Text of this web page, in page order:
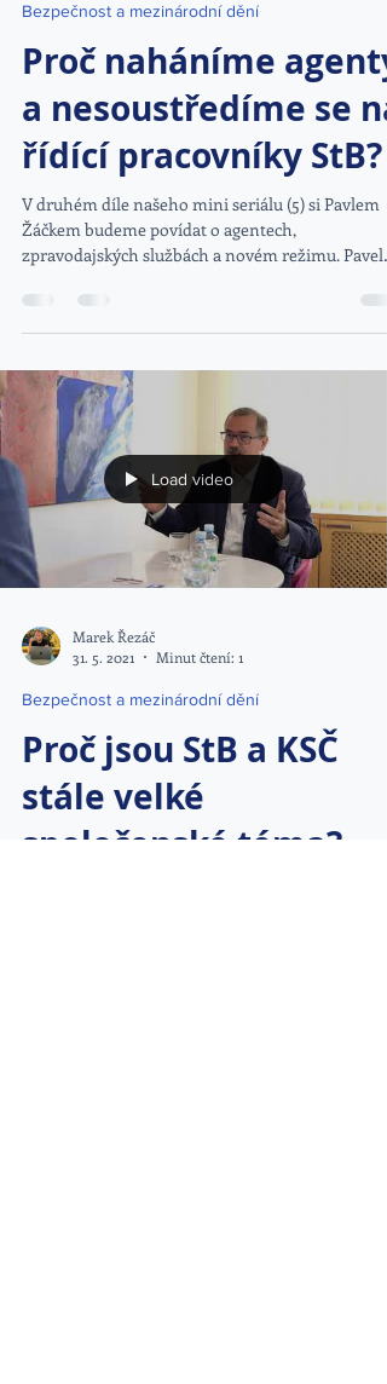
Bezpečnost a mezinárodní dění
Proč naháníme agenty
a nesoustředíme se na
řídící pracovníky StB?
V druhém díle našeho mini seriálu (5) si Pavlem
Žáčkem budeme povídat o agentech,
zpravodajských službách a novém režimu. Pavel
Load video
Marek Řezáč
31. 5. 2021
Minut čtení: 1
Bezpečnost a mezinárodní dění
Proč jsou StB a KSČ
stále velké
společenské téma?